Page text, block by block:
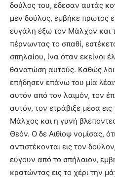
δούλος του, έδεσαν αυτάς
μεν δούλος, εμβήκε πρώτος
ευγάλη έξω τον Mάλχον και
πέρνωντας το σπαθί,
σπηλαίου, ίνα όταν εκείνοι
θανατώση αυτούς. Kαθώς
επήδησεν επάνω του μία
αυτόν από τον λαιμόν, τον
αυτόν, τον ετράβιξε μέσα
Mάλχος και η γυνή
Θεόν. O δε Aιθίοψ νομίσας,
αντιστέκονται εις τον
εύγουν από το σπήλαιον,
κρατώντας εις το χέρι την